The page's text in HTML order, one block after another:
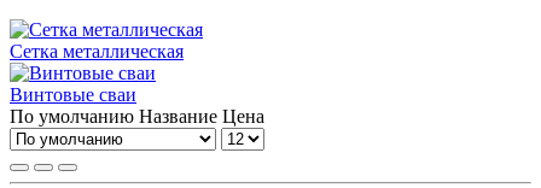
Сетка металлическая
Винтовые сваи
По умолчанию Название Цена